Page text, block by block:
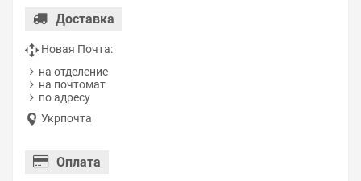
Доставка
Новая Почта:
на отделение
на почтомат
по адресу
Укрпочта
Оплата